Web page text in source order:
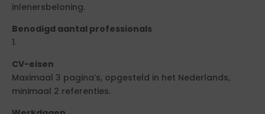
inlenersbeloning.
Benodigd aantal professionals
1.
CV-eisen
Maximaal 3 pagina’s, opgesteld in het Nederlands,
minimaal 2 referenties.